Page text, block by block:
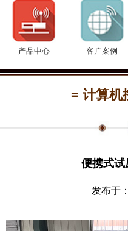
产品中心 客户案例
= 计算机
便携式试
发布于